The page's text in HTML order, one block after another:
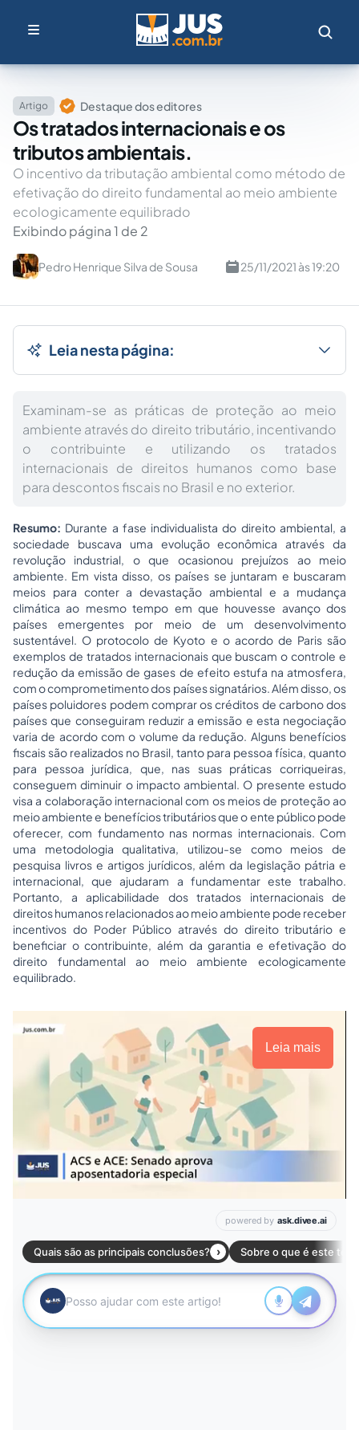
Artigo Destaque dos editores
Os tratados internacionais e os
tributos ambientais.
O incentivo da tributação ambiental como método de
efetivação do direito fundamental ao meio ambiente
ecologicamente equilibrado
Exibindo página 1 de 2
Pedro Henrique Silva de Sousa 25/11/2021 às 19:20
Leia nesta página:
Examinam-se as práticas de proteção ao meio
ambiente através do direito tributário, incentivando
o contribuinte e utilizando os tratados
internacionais de direitos humanos como base
para descontos fiscais no Brasil e no exterior.
Resumo: Durante a fase individualista do direito ambiental, a
sociedade buscava uma evolução econômica através da
revolução industrial, o que ocasionou prejuízos ao meio
ambiente. Em vista disso, os países se juntaram e buscaram
meios para conter a devastação ambiental e a mudança
climática ao mesmo tempo em que houvesse avanço dos
países emergentes por meio de um desenvolvimento
sustentável. O protocolo de Kyoto e o acordo de Paris são
exemplos de tratados internacionais que buscam o controle e
redução da emissão de gases de efeito estufa na atmosfera,
com o comprometimento dos países signatários. Além disso, os
países poluidores podem comprar os créditos de carbono dos
países que conseguiram reduzir a emissão e esta negociação
varia de acordo com o volume da redução. Alguns benefícios
fiscais são realizados no Brasil, tanto para pessoa física, quanto
para pessoa jurídica, que, nas suas práticas corriqueiras,
conseguem diminuir o impacto ambiental. O presente estudo
visa a colaboração internacional com os meios de proteção ao
meio ambiente e benefícios tributários que o ente público pode
oferecer, com fundamento nas normas internacionais. Com
uma metodologia qualitativa, utilizou-se como meios de
pesquisa livros e artigos jurídicos, além da legislação pátria e
internacional, que ajudaram a fundamentar este trabalho.
Portanto, a aplicabilidade dos tratados internacionais de
direitos humanos relacionados ao meio ambiente pode receber
incentivos do Poder Público através do direito tributário e
beneficiar o contribuinte, além da garantia e efetivação do
direito fundamental ao meio ambiente ecologicamente
equilibrado.
Leia mais